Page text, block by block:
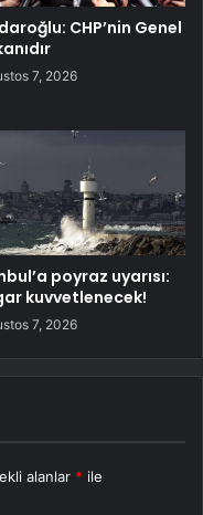
CHP’nin Genel
7, 2026
poyraz uyarısı:
kuvvetlenecek!
7, 2026
alanlar * ile